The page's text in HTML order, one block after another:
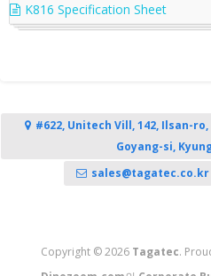
K816 Specification Sheet
#622, Unitech Vill, 142, Ilsan-
Goyang-si,
sales@tagatec.co.kr
Copyright © 2026 Tagatec.